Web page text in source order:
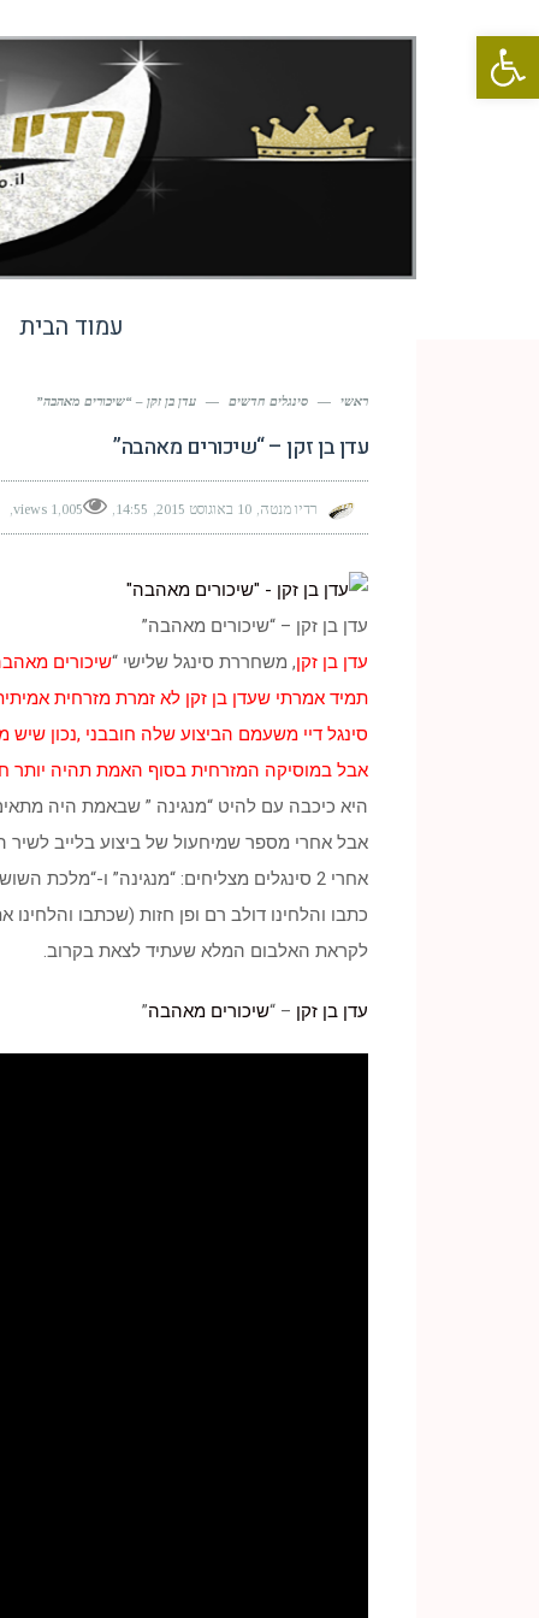
פתח סרגל נגישות
עמוד הבית
ראשי — סינגלים חדשים — עדן בן זקן – “שיכורים מאהבה”
עדן בן זקן – “שיכורים מאהבה”
רדיו מנטה 10 באוגוסט 2015 14:55
1,005 views
עדן בן זקן – “שיכורים מאהבה”
עדן בן זקן, משחררת סינגל שלישי “שיכורים
תמיד אמרתי שעדן בן זקן לא זמרת מזרחית
סינגל דיי משעמם הביצוע שלה חובבני ,נכון שיש
אבל במוסיקה המזרחית בסוף האמת תהיה יותר
היא כיכבה עם להיט “מנגינה ” שבאמת היה
אבל אחרי מספר שמיחעול של ביצוע בלייב
אחרי 2 סינגלים מצליחים: “מנגינה” ו-“מלכת השושנים” ואחרי ביקורות מדהימות, השמעות בלתי פוסקות ברדיו ועשרות הופעות בשטח.
כתבו והלחינו דולב רם ופן חזות (שכתבו והלחינו
לקראת האלבום המלא שעתיד לצאת בקרוב.
עדן בן זקן – “שיכורים מאהבה”